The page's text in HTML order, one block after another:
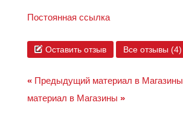
Постоянная ссылка
Оставить отзыв Все отзывы (4)
« Предыдущий материал в Магазины
материал в Магазины »